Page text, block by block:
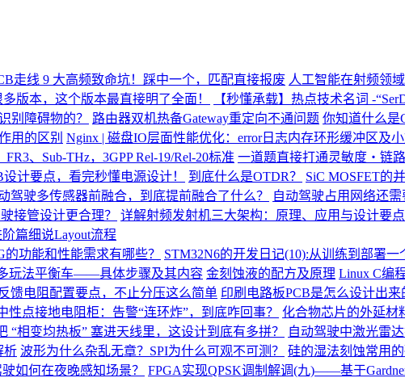
走线 9 大高频致命坑！踩中一个，匹配直接报废 人工智能在射频领
版本，这个版本最直接明了全面！ 【秒懂承载】热点技术名词 -
别障碍物的？ 路由器双机热备Gateway重定向不通问题 你知道什么是
用的区别 Nginx | 磁盘IO层面性能优化：error日志内存环形缓冲区及
、Sub-THz，3GPP Rel-19/Rel-20标准 一道题直接打通灵敏度・链
计要点，看完秒懂电源设计！ 到底什么是OTDR？ SiC MOSFET的
驾驶多传感器前融合，到底提前融合了什么？ 自动驾驶占用网络还需
接管设计更合理？ 详解射频发射机三大架构：原理、应用与设计要点
篇细说Layout流程
的功能和性能需求有哪些？ STM32N6的开发日记(10):从训练到部署一
玩法平衡车——具体步骤及其内容 金刻蚀液的配方及原理 Linux C编
馈电阻配置要点，不止分压这么简单 印刷电路板PCB是怎么设计出
性点接地电阻柜：告警“连环炸”，到底咋回事？ 化合物芯片的外延
“相变均热板” 塞进天线里，这设计到底有多拼？ 自动驾驶中激光雷
析 波形为什么杂乱无章？SPI为什么可观不可测？ 硅的湿法刻蚀常用
如何在夜晚感知场景？ FPGA实现QPSK调制解调(九)——基于